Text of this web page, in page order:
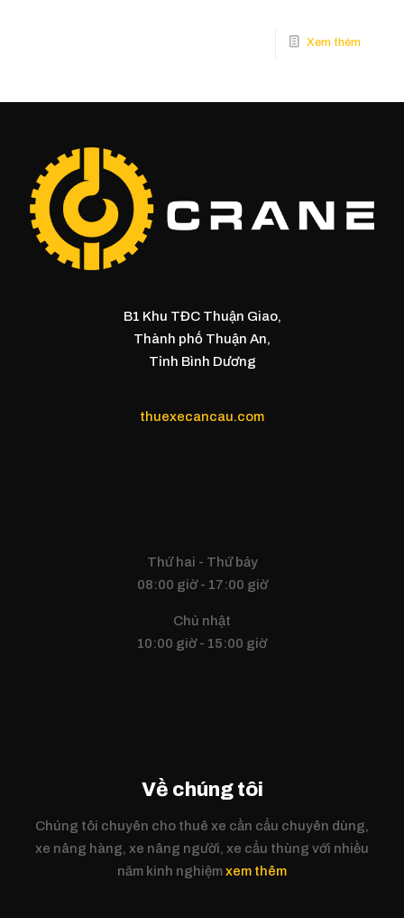
B1 Khu TĐC Thuận Giao,
Thành phố Thuận An,
Tỉnh Bình Dương
thuexecancau.com
Thứ hai - Thứ bảy
08:00 giờ - 17:00 giờ
Chủ nhật
10:00 giờ - 15:00 giờ
Về chúng tôi
Chúng tôi chuyên cho thuê xe cần cẩu chuyên dùng,
xe nâng hàng, xe nâng người, xe cẩu thùng với nhiều
năm kinh nghiệmxem thêm